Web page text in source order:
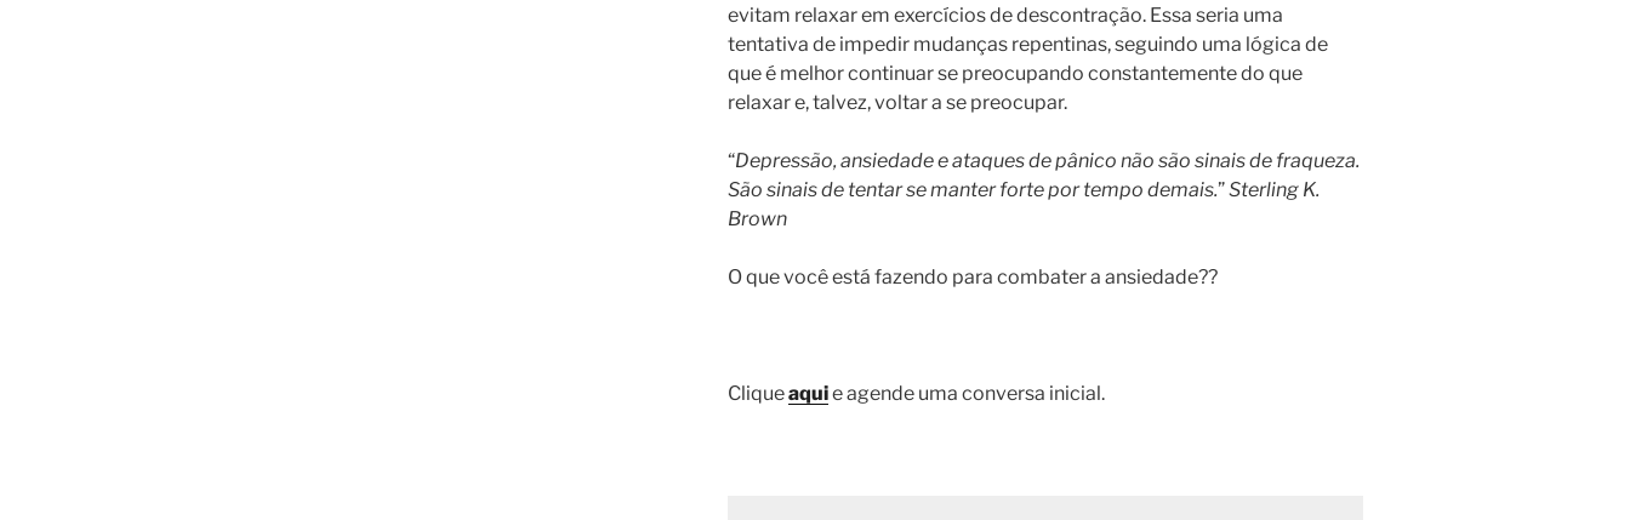
evitam relaxar em exercícios de descontração. Essa seria uma
tentativa de impedir mudanças repentinas, seguindo uma lógica de
que é melhor continuar se preocupando constantemente do que
relaxar e, talvez, voltar a se preocupar.
“Depressão, ansiedade e ataques de pânico não são sinais de fraqueza.
São sinais de tentar se manter forte por tempo demais.”Sterling K.
Brown
O que você está fazendo para combater a ansiedade??
Cliqueaquie agende uma conversa inicial.